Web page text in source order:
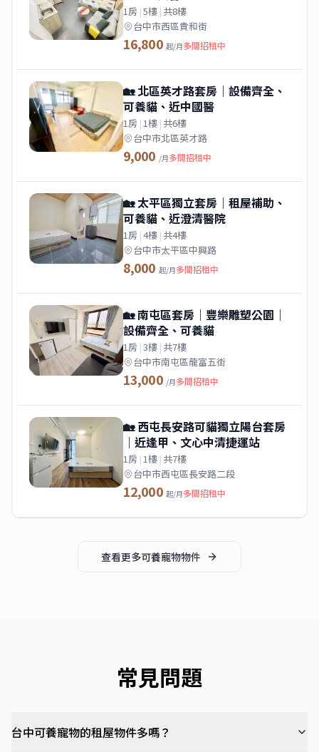
1房 |5樓 | 共8樓
台中市西區貴和街
16,800 起/月多間招租中
🏡 北區英才路套房｜設備齊全、
可養貓、近中國醫
1房 |1樓 | 共6樓
台中市北區英才路
9,000 /月多間招租中
🏡 太平區獨立套房｜租屋補助、
可養貓、近澄清醫院
1房 |4樓 | 共4樓
台中市太平區中興路
8,000 起/月多間招租中
🏡 南屯區套房｜豐樂雕塑公園｜
設備齊全、可養貓
1房 |3樓 | 共7樓
台中市南屯區龍富五街
13,000 /月多間招租中
🏡 西屯長安路可貓獨立陽台套房
｜近逢甲、文心中清捷運站
1房 |1樓 | 共7樓
台中市西屯區長安路二段
12,000 起/月多間招租中
查看更多可養寵物物件
常見問題
台中可養寵物的租屋物件多嗎？